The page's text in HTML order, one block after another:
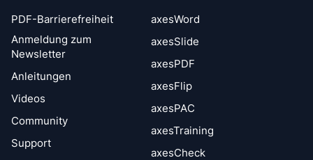
PDF-Barrierefreiheit
Anmeldung zum
Newsletter
Anleitungen
Videos
Community
Support
axesWord
axesSlide
axesPDF
axesFlip
axesPAC
axesTraining
axesCheck